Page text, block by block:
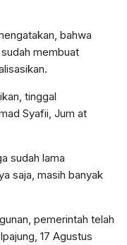
bahwa
membuat
tinggal
Syafii, Jum at
sudah lama
saja, masih banyak
pemerintah telah
17 Agustus